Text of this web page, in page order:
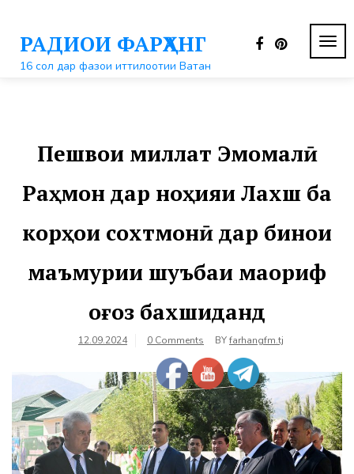
контентуРАДИОИ ФАРҲАНГ
16 сол дар фазои иттилоотии Ватан
Пешвои миллат Эмомалӣ
Раҳмон дар ноҳияи Лахш ба
корҳои сохтмонӣ дар бинои
маъмурии шуъбаи маориф
оғоз бахшиданд
12.09.2024 0 Comments BYfarhangfm.tj